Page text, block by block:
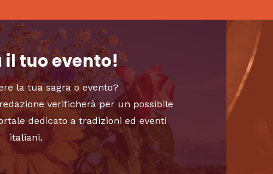
il tuo evento!
la tua sagra o evento?
verificherà per un possibile
dedicato a tradizioni ed eventi
italiani.